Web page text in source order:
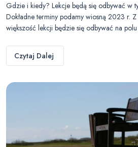
Gdzie i kiedy? Lekcje będą się odbywać w
Dokładne terminy podamy wiosną 2023 r.
większość lekcji będzie się odbywać na
Czytaj Dalej